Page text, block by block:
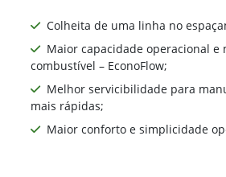
Colheita de uma linha no
Maior capacidade operacional e
combustível – EconoFlow;
Melhor servicibilidade para
mais rápidas;
Maior conforto e simplicidade